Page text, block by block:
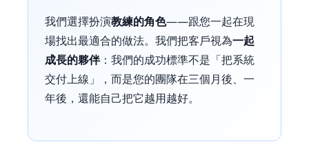
我們選擇扮演教練的角色——跟您一起在現
場找出最適合的做法。我們把客戶視為一起
成長的夥伴：我們的成功標準不是「把系統
交付上線」，而是您的團隊在三個月後、一
年後，還能自己把它越用越好。